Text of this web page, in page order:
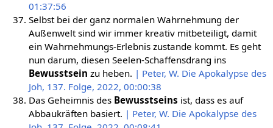
01:37:56
Selbst bei der ganz normalen Wahrnehmung der
Außenwelt sind wir immer kreativ mitbeteiligt, damit
ein Wahrnehmungs-Erlebnis zustande kommt. Es geht
nun darum, diesen Seelen-Schaffensdrang ins
Bewusstsein zu heben. | Peter, W. Die Apokalypse des
Joh, 137. Folge, 2022, 00:00:38
Das Geheimnis des Bewusstseins ist, dass es auf
Abbaukräften basiert. | Peter, W. Die Apokalypse des